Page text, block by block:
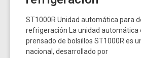
ST1000R Unidad automática para
refrigeración La unidad automática
prensado de bolsillos ST1000R es
nacional, desarrollado por